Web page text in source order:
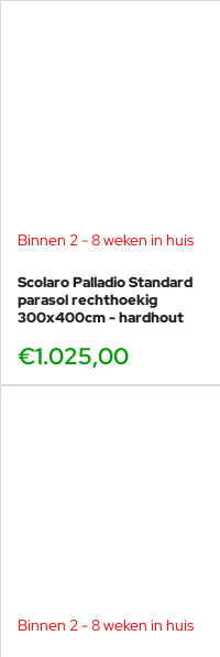
Binnen 2 - 8 weken in huis
Scolaro Palladio Standard
parasol rechthoekig
300x400cm - hardhout
€1.025,00
Binnen 2 - 8 weken in huis